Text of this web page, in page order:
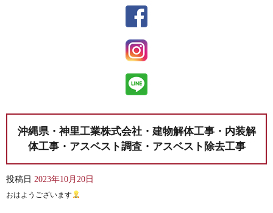
沖縄県・神里工業株式会社・建物解体工事・内装解
体工事・アスベスト調査・アスベスト除去工事
投稿日 2023年10月20日
おはようございます